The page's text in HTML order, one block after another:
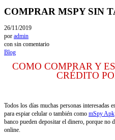
COMPRAR MSPY SIN
26/11/2019
por admin
con sin comentario
Blog
COMO COMPRAR Y
CRÉDITO
Todos los días muchas personas interesadas
para espiar celular o también como mSpy Apk
banco pueden depositar el dinero, porque no
online.